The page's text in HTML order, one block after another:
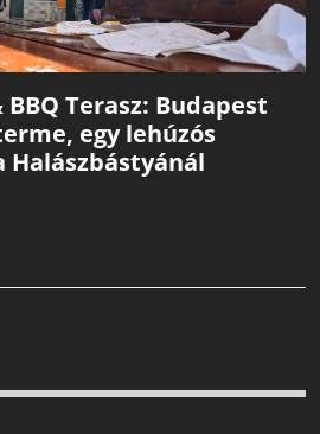
Terasz: Budapest
egy lehúzós